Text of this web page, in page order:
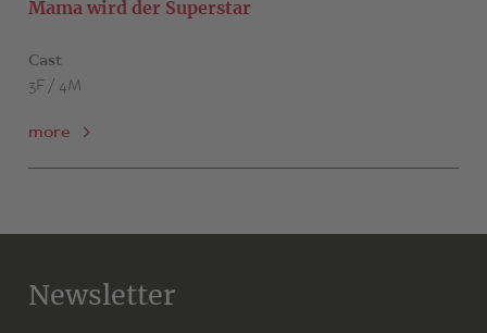
Mama wird der Superstar
Cast
3F / 4M
more
Newsletter